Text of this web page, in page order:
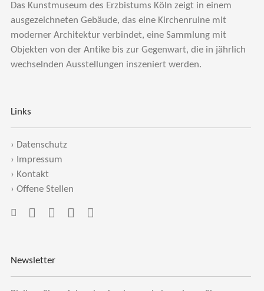
Das Kunstmuseum des Erzbistums Köln zeigt in einem
ausgezeichneten Gebäude, das eine Kirchenruine mit
moderner Architektur verbindet, eine Sammlung mit
Objekten von der Antike bis zur Gegenwart, die in jährlich
wechselnden Ausstellungen inszeniert werden.
Links
› Datenschutz
›
Impressum
› Kontakt
› Offene Stellen
Newsletter